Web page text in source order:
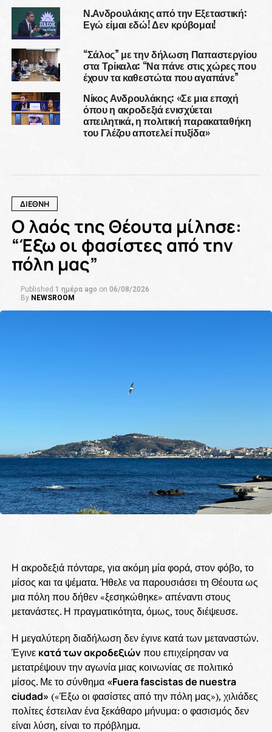
Ν.Ανδρουλάκης από την Εξεταστική:
Εγώ είμαι εδώ! Δεν κρύβομαι!
“Σάλος” με την δήλωση Παπαστεργίου
στα Τρίκαλα: “Να πάνε στις χώρες που
έχουν τα καθεστώτα που αγαπάνε”
Νίκος Ανδρουλάκης: «Σε μια εποχή
όπου η ακροδεξιά ενισχύεται
απειλητικά, η πολιτική παρακαταθήκη
του Γλέζου αποτελεί πυξίδα»
ΔΙΕΘΝΗ
Ο λαός της Θέουτα μίλησε:
“Έξω οι φασίστες από την
πόλη μας”
Published 1 ημέρα ago on 06/08/2026
By NEWSROOM
Η ακροδεξιά πόνταρε, για ακόμη μία φορά, στον φόβο, το
μίσος και τα ψέματα. Ήθελε να παρουσιάσει τη Θέουτα ως
μια πόλη που δήθεν «ξεσηκώθηκε» απέναντι στους
μετανάστες. Η πραγματικότητα, όμως, τους διέψευσε.
Η μεγαλύτερη διαδήλωση δεν έγινε κατά των μεταναστών.
Έγινε κατά των ακροδεξιώνπου επιχείρησαν να
μετατρέψουν την αγωνία μιας κοινωνίας σε πολιτικό
μίσος. Με το σύνθημα «Fuera fascistas de nuestra
ciudad» («Έξω οι φασίστες από την πόλη μας»), χιλιάδες
πολίτες έστειλαν ένα ξεκάθαρο μήνυμα: ο φασισμός δεν
είναι λύση, είναι το πρόβλημα.